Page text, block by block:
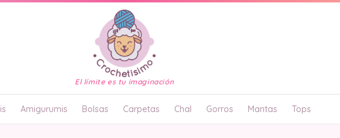
El límite es tu imaginación
Amigurumis Bolsas Carpetas Chal Gorros Mantas Tops